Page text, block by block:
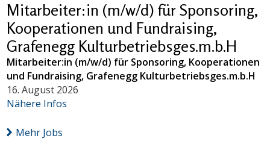
Mitarbeiter:in (m/w/d) für Sponsoring,
Kooperationen und Fundraising,
Grafenegg Kulturbetriebsges.m.b.H
Mitarbeiter:in (m/w/d) für Sponsoring, Kooperationen
und Fundraising, Grafenegg Kulturbetriebsges.m.b.H
16. August 2026
Nähere Infos
Mehr Jobs